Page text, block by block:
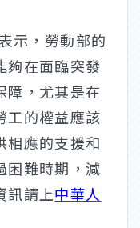
示，勞動部的
夠在面臨突發
障，尤其是在
工的權益應該
相應的支援和
困難時期，減
訊請上中華人